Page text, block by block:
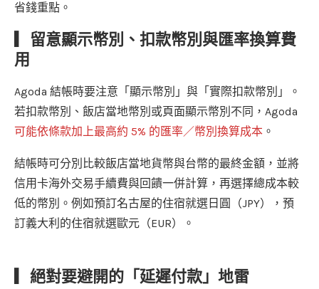
省錢重點。
▎留意顯示幣別、扣款幣別與匯率換算費
用
Agoda 結帳時要注意「顯示幣別」與「實際扣款幣別」。
若扣款幣別、飯店當地幣別或頁面顯示幣別不同，Agoda
可能依條款加上最高約 5% 的匯率／幣別換算成本 。
結帳時可分別比較飯店當地貨幣與台幣的最終金額，並將
信用卡海外交易手續費與回饋一併計算，再選擇總成本較
低的幣別。例如預訂名古屋的住宿就選日圓（JPY），預
訂義大利的住宿就選歐元（EUR）。
▎絕對要避開的「延遲付款」地雷